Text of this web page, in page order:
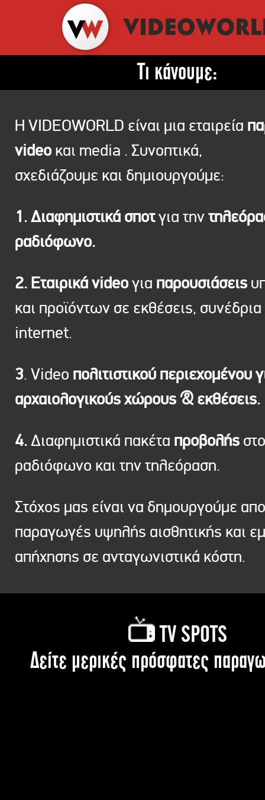
Τι κάνουμε:
Η VIDEOWORLD είναι μια εταιρεία
video και media . Συνοπτικά,
σχεδιάζουμε και δημιουργούμε:
1. Διαφημιστικά σποτγια την
ραδιόφωνο.
2. Εταιρικά videoγια παρουσιάσεις
και προϊόντων σε εκθέσεις, συνέδρια
internet.
3. Video πολιτιστικού περιεχομένου
αρχαιολογικούς χώρους & εκθέσεις.
4.Διαφημιστικά πακέτα προβολής στο
ραδιόφωνο και την τηλεόραση.
Στόχος μας είναι να δημουργούμε
παραγωγές υψηλής αισθητικής και
απήχησης σε ανταγωνιστικά κόστη.
TV SPOTS
Δείτε μερικές πρόσφατες